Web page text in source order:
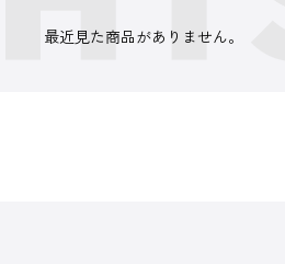
最近見た商品がありません。